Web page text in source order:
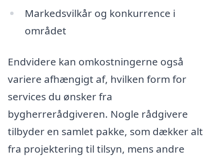
Markedsvilkår og konkurrence i
området
Endvidere kan omkostningerne også
variere afhængigt af, hvilken form for
services du ønsker fra
bygherrerådgiveren. Nogle rådgivere
tilbyder en samlet pakke, som dækker alt
fra projektering til tilsyn, mens andre